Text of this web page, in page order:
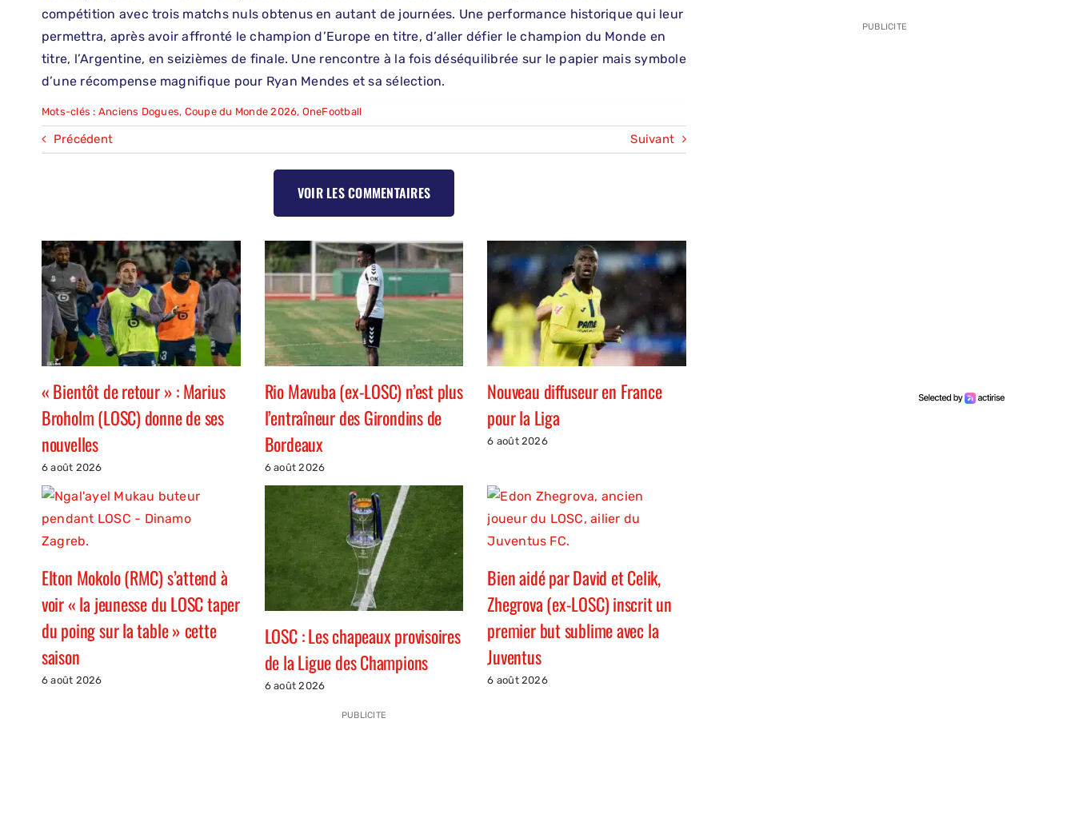
compétition avec trois matchs nuls obtenus en autant de journées. Une performance historique qui leur
permettra, après avoir affronté le champion d’Europe en titre, d’aller défier le champion du Monde en
titre, l’Argentine, en seizièmes de finale. Une rencontre à la fois déséquilibrée sur le papier mais symbole
d’une récompense magnifique pour Ryan Mendes et sa sélection.
Mots-clés : Anciens Dogues, Coupe du Monde 2026, OneFootball
Précédent Suivant
VOIR LES COMMENTAIRES
« Bientôt de retour » : Marius
Broholm (LOSC) donne de ses
nouvelles
6 août 2026
Rio Mavuba (ex-LOSC) n’est plus
l’entraîneur des Girondins de
Bordeaux
6 août 2026
Nouveau diffuseur en France
pour la Liga
6 août 2026
Elton Mokolo (RMC) s’attend à
voir « la jeunesse du LOSC taper
du poing sur la table » cette
saison
6 août 2026
LOSC : Les chapeaux provisoires
de la Ligue des Champions
6 août 2026
Bien aidé par David et Celik,
Zhegrova (ex-LOSC) inscrit un
premier but sublime avec la
Juventus
6 août 2026
PUBLICITE
PUBLICITE